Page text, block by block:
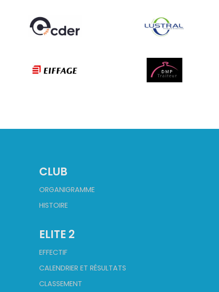
CLUB
ORGANIGRAMME
HISTOIRE
ELITE 2
EFFECTIF
CALENDRIER ET RÉSULTATS
CLASSEMENT